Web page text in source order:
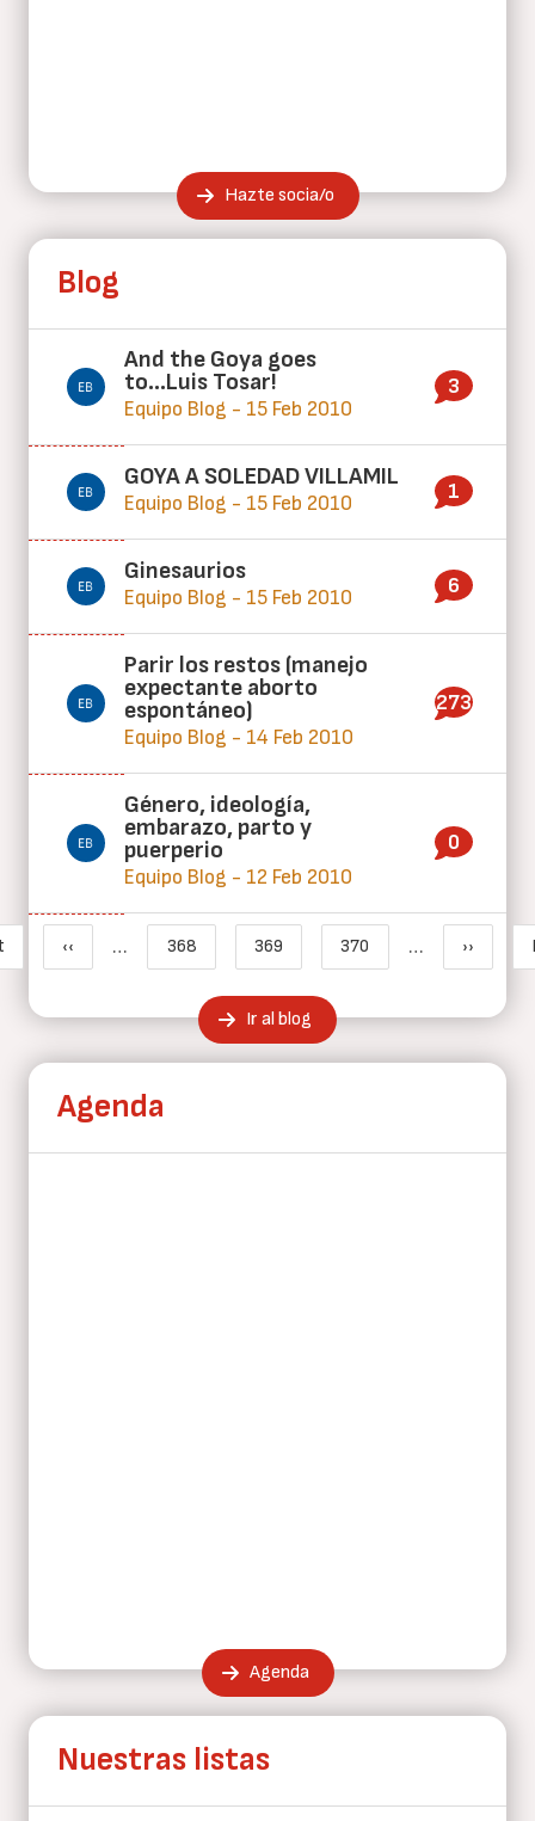
Hazte socia/o
Blog
And the Goya goes
to...Luis Tosar!
Equipo Blog - 15 Feb 2010
3
GOYA A SOLEDAD VILLAMIL
Equipo Blog - 15 Feb 2010 1
Ginesaurios
Equipo Blog - 15 Feb 2010 6
Parir los restos (manejo
expectante aborto
espontáneo)
Equipo Blog - 14 Feb 2010
273
Género, ideología,
embarazo, parto y
puerperio
Equipo Blog - 12 Feb 2010
0
Paginación
páginaPágina anterior
‹‹ … Page
368
Página actual
369
Page
370 … ››
Ir al blog
Agenda
Agenda
Nuestras listas